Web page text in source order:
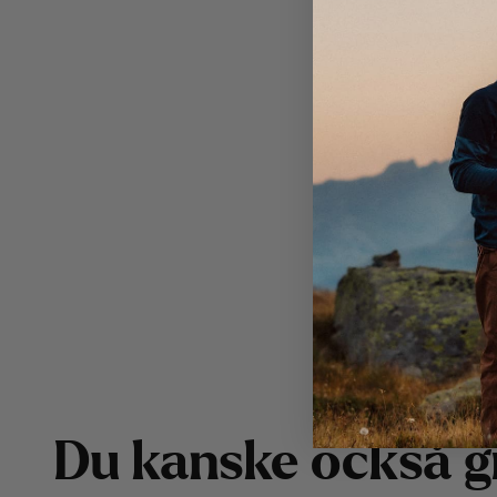
Du kanske också g